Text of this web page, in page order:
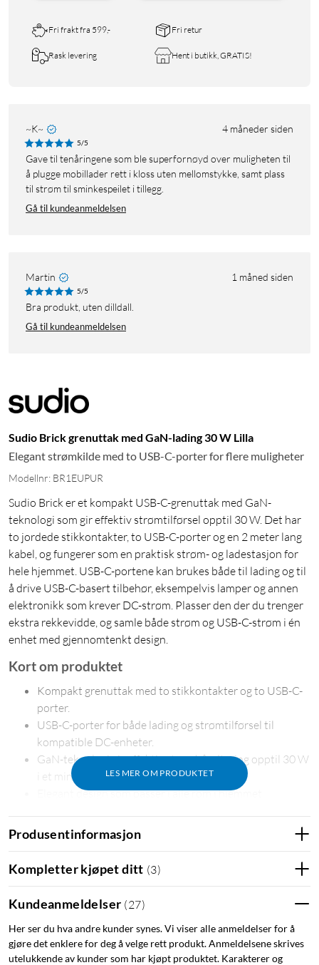
Fri frakt fra 599,- Fri retur
Rask levering Hent i butikk, GRATIS!
~K~ 4 måneder siden
5/5
Gave til tenåringene som ble superfornøyd over muligheten til
å plugge mobillader rett i kloss uten mellomstykke, samt plass
til strøm til sminkespeilet i tillegg.
Gå til kundeanmeldelsen
Martin 1 måned siden
5/5
Bra produkt, uten dilldall.
Gå til kundeanmeldelsen
Sudio Brick grenuttak med GaN-lading 30 W Lilla
Elegant strømkilde med to USB-C-porter for flere muligheter
Modellnr: BR1EUPUR
Sudio Brick er et kompakt USB-C-grenuttak med GaN-
teknologi som gir effektiv strømtilførsel opptil 30 W. Det har
to jordede stikkontakter, to USB-C-porter og en 2 meter lang
kabel, og fungerer som en praktisk strøm- og ladestasjon for
hele hjemmet. USB-C-portene kan brukes både til lading og til
å drive USB-C-basert tilbehør, eksempelvis lamper og annen
elektronikk som krever DC-strøm. Plasser den der du trenger
ekstra rekkevidde, og samle både strøm og USB-C-strøm i én
enhet med gjennomtenkt design.
LES MER OM PRODUKTET
Kort om produktet
Kompakt grenuttak med to stikkontakter og to USB-C-
porter.
USB-C-porter for både lading og strømtilførsel til
kompatible DC-enheter.
GaN-teknologi gir effektiv strømhåndtering opptil 30 W
i et mindre format.
Elegant design som passer i alle rom i hjemmet.
Samler lading og strømtilførsel på en ryddig og lett
Perfekt for skrivebord, sofakrok, nattbord og andre
steder.
Mer effekt i et mindre og penere format
GaN-teknologien bidrar til effektiv og stabil USB-C-
strømtilførsel opptil 30 W, noe som gjør Brick godt egnet både
Produsentinformasjon
Kompletter kjøpet ditt (3)
Kundeanmeldelser (27)
Her ser du hva andre kunder synes. Vi viser alle anmeldelser for å
gjøre det enklere for deg å velge rett produkt. Anmeldelsene skrives
utelukkende av kunder som har kjøpt produktet. Karakterer og